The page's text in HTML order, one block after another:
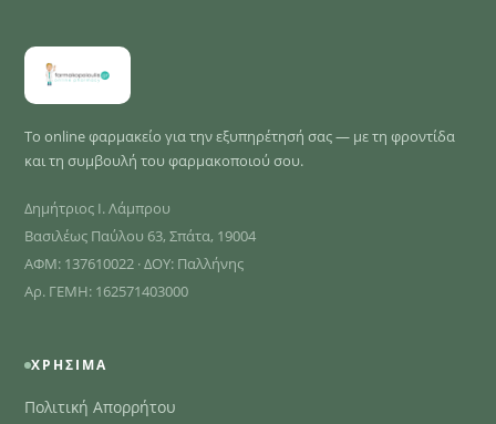
Το online φαρμακείο για την εξυπηρέτησή σας — με τη φροντίδα
και τη συμβουλή του φαρμακοποιού σου.
Δημήτριος Ι. Λάμπρου
Βασιλέως Παύλου 63, Σπάτα, 19004
ΑΦΜ: 137610022 · ΔΟΥ: Παλλήνης
Αρ. ΓΕΜΗ: 162571403000
ΧΡΉΣΙΜΑ
Πολιτική Απορρήτου